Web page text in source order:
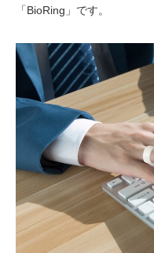
「BioRing」です。